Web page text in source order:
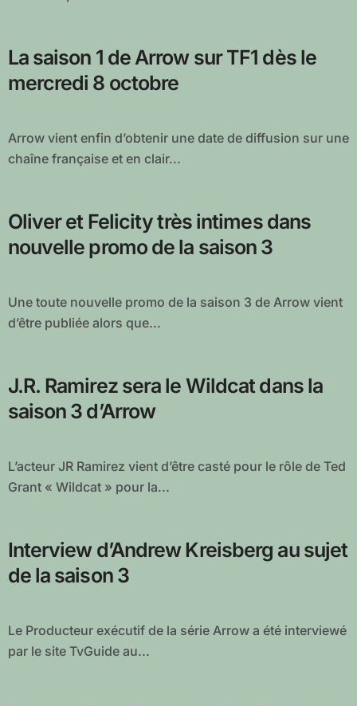
La saison 1 de Arrow sur TF1 dès le
mercredi 8 octobre
Arrow vient enfin d’obtenir une date de diffusion sur une
chaîne française et en clair...
Oliver et Felicity très intimes dans
nouvelle promo de la saison 3
Une toute nouvelle promo de la saison 3 de Arrow vient
d’être publiée alors que...
J.R. Ramirez sera le Wildcat dans la
saison 3 d’Arrow
L’acteur JR Ramirez vient d’être casté pour le rôle de Ted
Grant « Wildcat » pour la...
Interview d’Andrew Kreisberg au sujet
de la saison 3
Le Producteur exécutif de la série Arrow a été interviewé
par le site TvGuide au...